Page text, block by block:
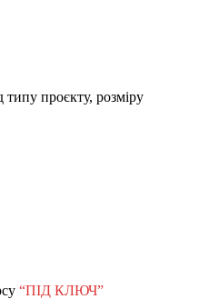
проєкту, розміру
“ПІД КЛЮЧ”